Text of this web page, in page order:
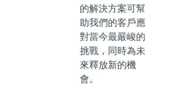
的解決方案可幫
助我們的客戶應
對當今最嚴峻的
挑戰，同時為未
來釋放新的機
會。